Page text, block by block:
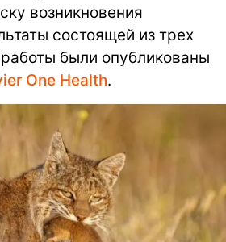
возникновения
состоящей из трех
были опубликованы
One Health.